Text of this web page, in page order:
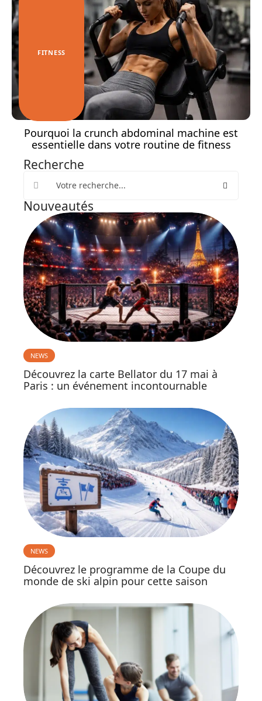
FITNESS
Pourquoi la crunch abdominal machine est
essentielle dans votre routine de fitness
Recherche
Nouveautés
NEWS
Découvrez la carte Bellator du 17 mai à
Paris : un événement incontournable
NEWS
Découvrez le programme de la Coupe du
monde de ski alpin pour cette saison